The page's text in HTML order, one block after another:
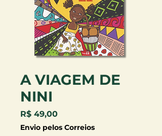
A VIAGEM DE
NINI
R$ 49,00Preço
Envio pelos Correios